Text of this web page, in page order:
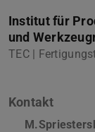
Institut für
und
TEC |
Kontakt